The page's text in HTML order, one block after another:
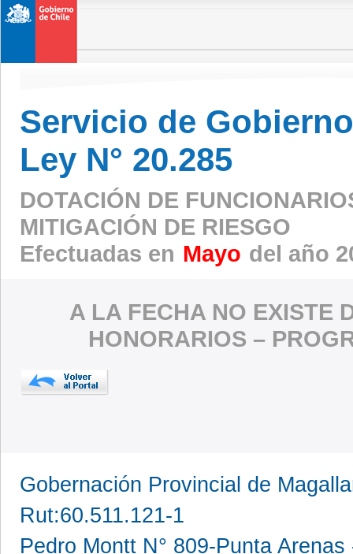
Servicio de
Ley N° 20.285
DOTACIÓN DE
MITIGACIÓN DE RIESGO
Efectuadas en Mayo del año
A LA FECHA NO EXISTE
HONORARIOS –
Gobernación Provincial de
Rut:60.511.121-1
Pedro Montt N° 809-Punta